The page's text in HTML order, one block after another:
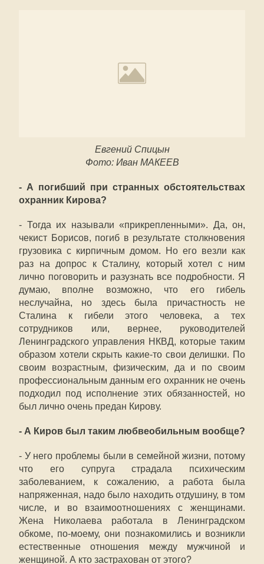
Евгений Спицын
Фото: Иван МАКЕЕВ
- А погибший при странных обстоятельствах
охранник Кирова?
- Тогда их называли «прикрепленными». Да, он,
чекист Борисов, погиб в результате столкновения
грузовика с кирпичным домом. Но его везли как
раз на допрос к Сталину, который хотел с ним
лично поговорить и разузнать все подробности. Я
думаю, вполне возможно, что его гибель
неслучайна, но здесь была причастность не
Сталина к гибели этого человека, а тех
сотрудников или, вернее, руководителей
Ленинградского управления НКВД, которые таким
образом хотели скрыть какие-то свои делишки. По
своим возрастным, физическим, да и по своим
профессиональным данным его охранник не очень
подходил под исполнение этих обязанностей, но
был лично очень предан Кирову.
- А Киров был таким любвеобильным вообще?
- У него проблемы были в семейной жизни, потому
что его супруга страдала психическим
заболеванием, к сожалению, а работа была
напряженная, надо было находить отдушину, в том
числе, и во взаимоотношениях с женщинами.
Жена Николаева работала в Ленинградском
обкоме, по-моему, они познакомились и возникли
естественные отношения между мужчиной и
женщиной. А кто застрахован от этого?